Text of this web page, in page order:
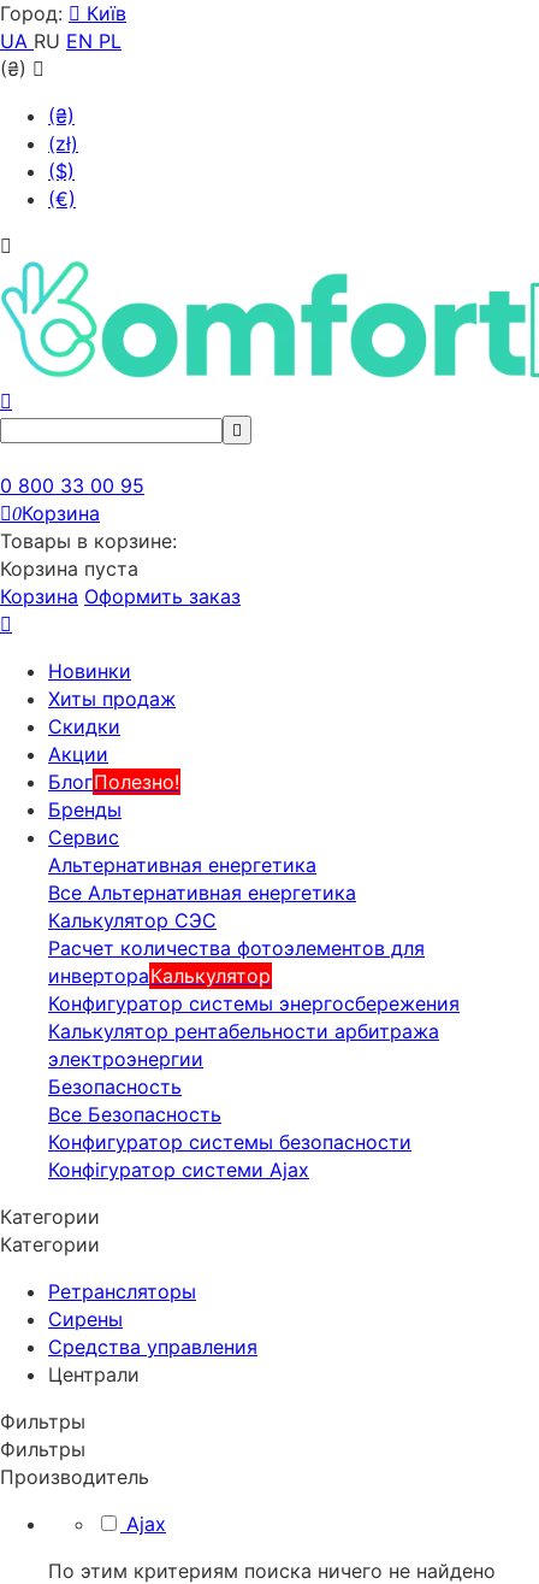
Город:
Київ
UA RU EN PL
(₴)
(₴)
(zł)
($)
(€)
0 800 33 00 95
0Корзина
Товары в корзине:
Корзина пуста
Корзина Оформить заказ
Новинки
Хиты продаж
Скидки
Акции
БлогПолезно!
Бренды
Сервис
Альтернативная енергетика
Все Альтернативная енергетика
Калькулятор СЭС
Расчет количества фотоэлементов для
инвертораКалькулятор
Конфигуратор системы энергосбережения
Калькулятор рентабельности арбитража
электроэнергии
Безопасность
Все Безопасность
Конфигуратор системы безопасности
Конфігуратор системи Ajax
Категории
Категории
Ретрансляторы
Сирены
Средства управления
Централи
Фильтры
Фильтры
Производитель
Ajax
По этим критериям поиска ничего не найдено